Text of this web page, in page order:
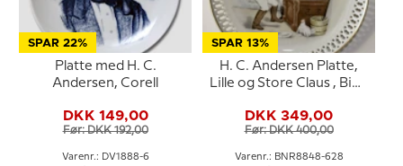
SPAR 22%
Platte med H. C.
Andersen, Corell
DKK 149,00
Før: DKK 192,00
Varenr.: DV1888-6
SPAR 13%
H. C. Andersen Platte,
Lille og Store Claus , Bing
DKK 349,00
Før: DKK 400,00
Varenr.: BNR8848-628